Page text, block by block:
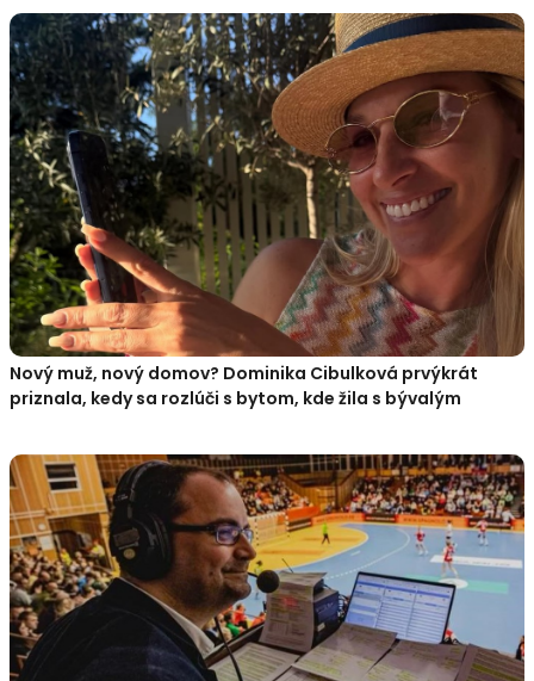
Nový muž, nový domov? Dominika Cibulková prvýkrát
priznala, kedy sa rozlúči s bytom, kde žila s bývalým